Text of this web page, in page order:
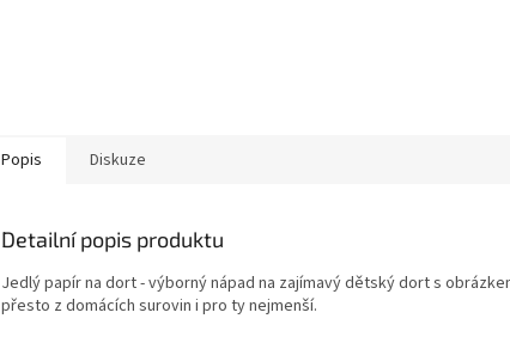
Popis Diskuze
Detailní popis produktu
Jedlý papír na dort - výborný nápad na zajímavý dětský dort s
přesto z domácích surovin i pro ty nejmenší.